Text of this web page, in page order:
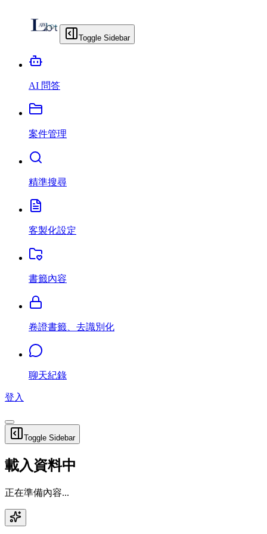
Toggle Sidebar
AI 問答
案件管理
精準搜尋
客製化設定
書籤內容
卷證書籤、去識別化
聊天紀錄
登入
Toggle Sidebar
載入資料中
正在準備內容...